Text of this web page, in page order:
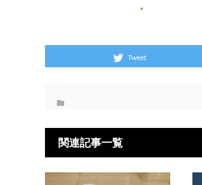
Tweet
関連記事一覧